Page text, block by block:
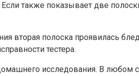
также показывает две
вторая полоска проявилась
тестера.
исследования. В любом